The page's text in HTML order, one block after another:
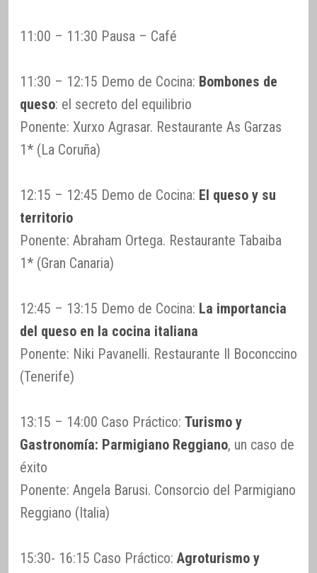
11:00 – 11:30 Pausa – Café
11:30 – 12:15 Demo de Cocina: Bombones de
queso: el secreto del equilibrio
Ponente: Xurxo Agrasar. Restaurante As Garzas
1* (La Coruña)
12:15 – 12:45 Demo de Cocina: El queso y su
territorio
Ponente: Abraham Ortega. Restaurante Tabaiba
1* (Gran Canaria)
12:45 – 13:15 Demo de Cocina: La importancia
del queso en la cocina italiana
Ponente: Niki Pavanelli. Restaurante Il Boconccino
(Tenerife)
13:15 – 14:00 Caso Práctico: Turismo y
Gastronomía: Parmigiano Reggiano, un caso de
éxito
Ponente: Angela Barusi. Consorcio del Parmigiano
Reggiano (Italia)
15:30- 16:15 Caso Práctico: Agroturismo y